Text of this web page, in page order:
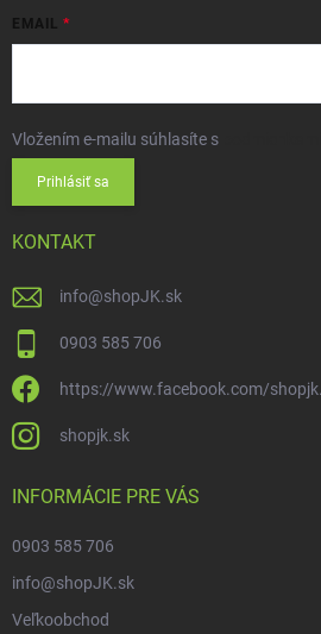
EMAIL
Vložením e-mailu súhlasíte s
Prihlásiť sa
KONTAKT
info@shopJK.sk
0903 585 706
https://www.facebook.com/
shopjk.sk
INFORMÁCIE PRE VÁS
0903 585 706
info@shopJK.sk
Veľkoobchod